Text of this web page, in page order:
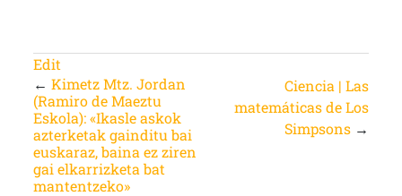
Edit
← Kimetz Mtz. Jordan
(Ramiro de Maeztu
Eskola): «Ikasle askok
azterketak gainditu bai
euskaraz, baina ez ziren
gai elkarrizketa bat
mantentzeko»
Ciencia | Las
matemáticas de Los
Simpsons →